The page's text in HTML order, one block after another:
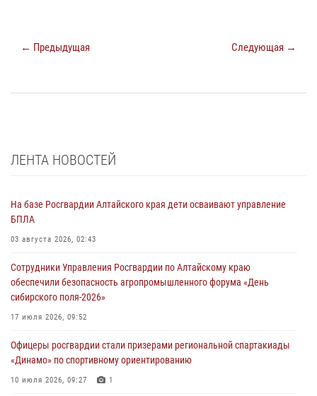
← Предыдущая Следующая →
ЛЕНТА НОВОСТЕЙ
На базе Росгвардии Алтайского края дети осваивают управление
БПЛА
03 августа 2026, 02:43
Сотрудники Управления Росгвардии по Алтайскому краю
обеспечили безопасность агропромышленного форума «День
сибирского поля-2026»
17 июля 2026, 09:52
Офицеры росгвардии стали призерами региональной спартакиады
«Динамо» по спортивному ориентированию
10 июля 2026, 09:27 1